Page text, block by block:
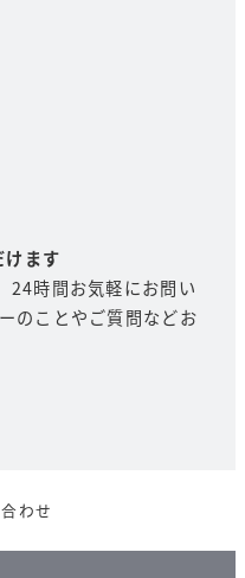
ます
24時間お気軽にお問い
のことやご質問などお
わせ